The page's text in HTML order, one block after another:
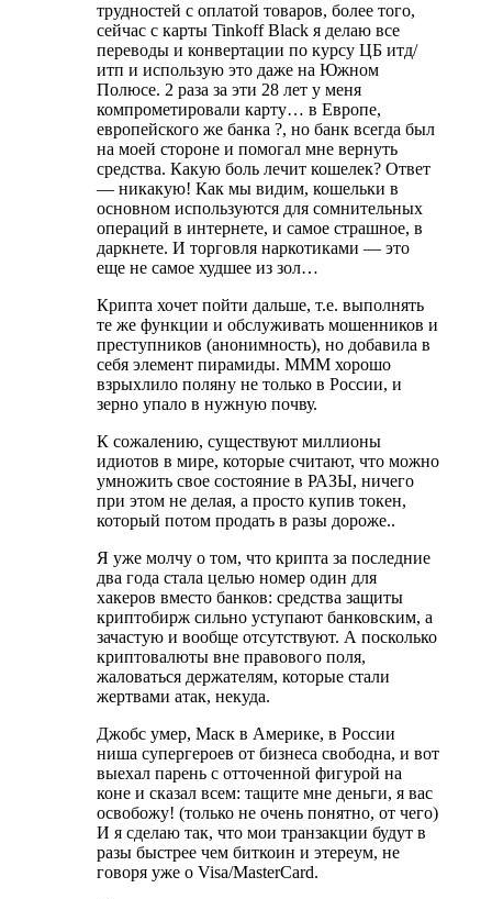
трудностей с оплатой товаров, более того,
сейчас с карты Tinkoff Black я делаю все
переводы и конвертации по курсу ЦБ итд/
итп и использую это даже на Южном
Полюсе. 2 раза за эти 28 лет у меня
компрометировали карту… в Европе,
европейского же банка ?, но банк всегда был
на моей стороне и помогал мне вернуть
средства. Какую боль лечит кошелек? Ответ
— никакую! Как мы видим, кошельки в
основном используются для сомнительных
операций в интернете, и самое страшное, в
даркнете. И торговля наркотиками — это
еще не самое худшее из зол…
Крипта хочет пойти дальше, т.е. выполнять
те же функции и обслуживать мошенников и
преступников (анонимность), но добавила в
себя элемент пирамиды. МММ хорошо
взрыхлило поляну не только в России, и
зерно упало в нужную почву.
К сожалению, существуют миллионы
идиотов в мире, которые считают, что можно
умножить свое состояние в РАЗЫ, ничего
при этом не делая, а просто купив токен,
который потом продать в разы дороже..
Я уже молчу о том, что крипта за последние
два года стала целью номер один для
хакеров вместо банков: средства защиты
криптобирж сильно уступают банковским, а
зачастую и вообще отсутствуют. А посколько
криптовалюты вне правового поля,
жаловаться держателям, которые стали
жертвами атак, некуда.
Джобс умер, Маск в Америке, в России
ниша супергероев от бизнеса свободна, и вот
выехал парень с отточенной фигурой на
коне и сказал всем: тащите мне деньги, я вас
освобожу! (только не очень понятно, от чего)
И я сделаю так, что мои транзакции будут в
разы быстрее чем биткоин и этереум, не
говоря уже о Visa/MasterCard.